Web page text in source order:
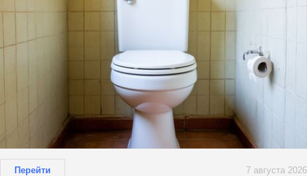
Перейти 7 августа 2026